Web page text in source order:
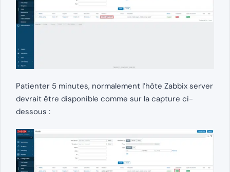
Patienter 5 minutes, normalement l’hôte Zabbix server
devrait être disponible comme sur la capture ci-
dessous :